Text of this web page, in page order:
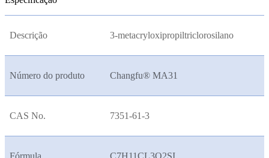
Descrição 3-metacryloxipropiltriclorosilano
Número do produto Changfu® MA31
CAS No. 7351-61-3
Fórmula C7H11CL3O2SI